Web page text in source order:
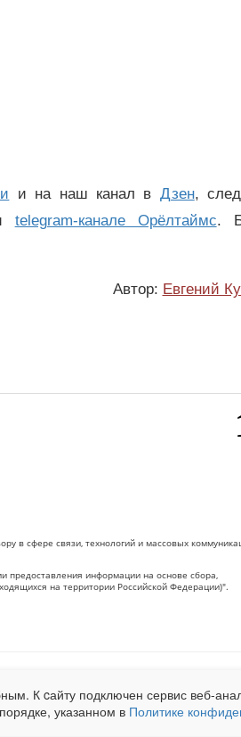
и на наш канал в Дзен,
telegram-канале Орёлтаймс.
Автор: Евгений
в сфере связи, технологий и массовых
предоставления информации на основе сбора,
на территории Российской Федерации)".
по запросу у менеджера.
К cайту подключен сервис веб-
указанном в Политике